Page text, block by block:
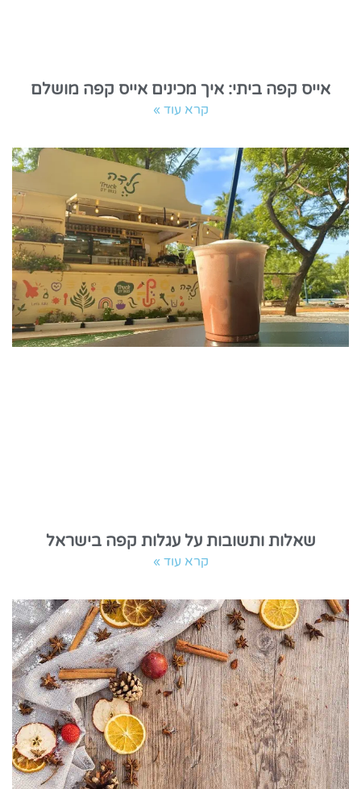
אייס קפה ביתי: איך מכינים אייס קפה מושלם
קרא עוד »
שאלות ותשובות על עגלות קפה בישראל
קרא עוד »